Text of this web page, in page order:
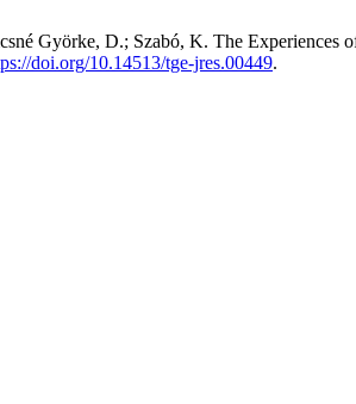
Györke, D.; Szabó, K. The
doi.org/10.14513/tge-jres.00449.